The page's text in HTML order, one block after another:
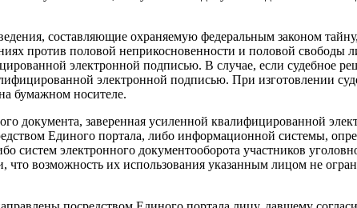
составляющие охраняемую федеральным законом
против половой неприкосновенности и половой свободы
электронной подписью. В случае, если судебное
электронной подписью. При изготовлении
бумажном носителе.
документа, заверенная усиленной квалифицированной
Единого портала, либо информационной системы,
электронного документооборота участников
что возможность их использования указанным лицом не